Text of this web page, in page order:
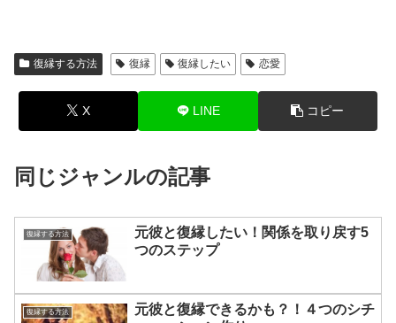
復縁する方法 復縁 復縁したい 恋愛
X LINE コピー
同じジャンルの記事
復縁する方法
元彼と復縁したい！関係を取り戻す5
つのステップ
復縁する方法
元彼と復縁できるかも？！４つのシチ